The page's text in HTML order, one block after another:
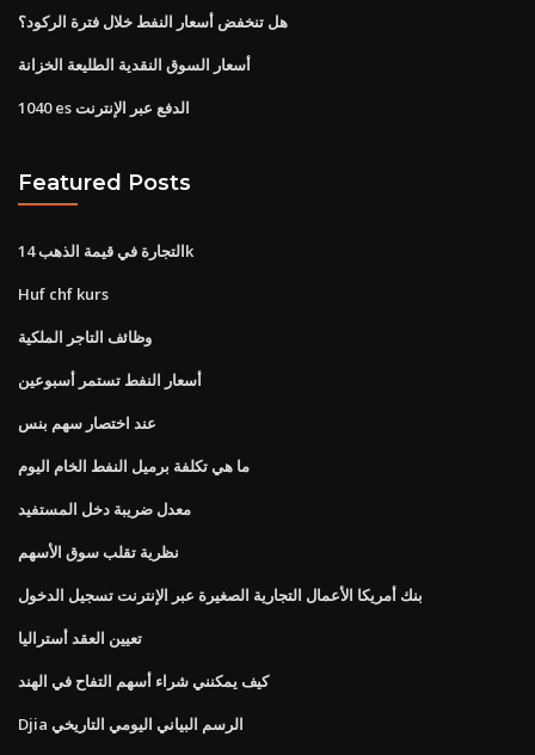
هل تنخفض أسعار النفط خلال فترة الركود؟
أسعار السوق النقدية الطليعة الخزانة
1040 es الدفع عبر الإنترنت
Featured Posts
التجارة في قيمة الذهب 14k
Huf chf kurs
وظائف التاجر الملكية
أسعار النفط تستمر أسبوعين
عند اختصار سهم بنس
ما هي تكلفة برميل النفط الخام اليوم
معدل ضريبة دخل المستفيد
نظرية تقلب سوق الأسهم
بنك أمريكا الأعمال التجارية الصغيرة عبر الإنترنت تسجيل الدخول
تعيين العقد أستراليا
كيف يمكنني شراء أسهم التفاح في الهند
Djia الرسم البياني اليومي التاريخي